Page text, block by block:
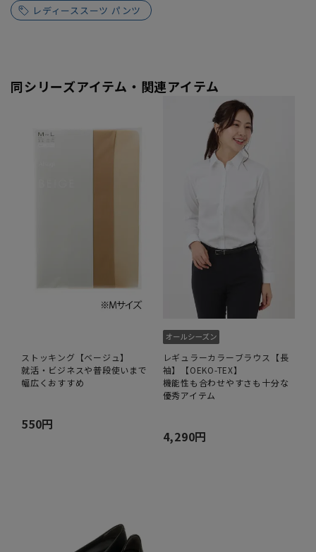
レディーススーツ パンツ
同シリーズアイテム・関連アイテム
ストッキング【ベージュ】
就活・ビジネスや普段使いまで
幅広くおすすめ
550円
レギュラーカラーブラウス【長
袖】【OEKO-TEX】
機能性も合わせやすさも十分な
優秀アイテム
4,290円